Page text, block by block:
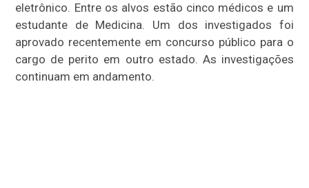
eletrônico. Entre os alvos estão cinco médicos e um
estudante de Medicina. Um dos investigados foi
aprovado recentemente em concurso público para o
cargo de perito em outro estado. As investigações
continuam em andamento.